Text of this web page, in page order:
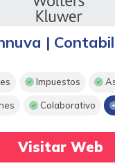
|
Impuestos
Colaborativo
Visitar Web